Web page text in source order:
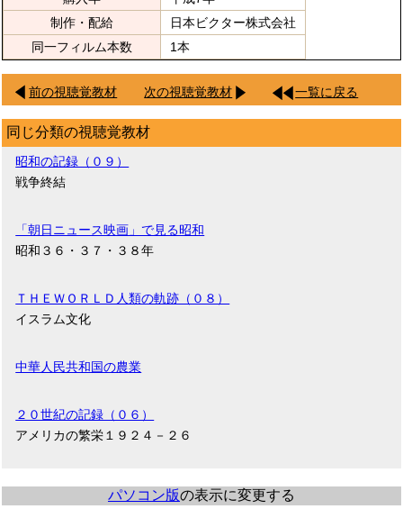
制作・配給
日本ビクター株式会社
同一フィルム本数
1本
前の視聴覚教材 次の視聴覚教材 一覧に戻る
同じ分類の視聴覚教材
昭和の記録（０９）
戦争終結
「朝日ニュース映画」で見る昭和
昭和３６・３７・３８年
ＴＨＥＷＯＲＬＤ人類の軌跡（０８）
イスラム文化
中華人民共和国の農業
２０世紀の記録（０６）
アメリカの繁栄１９２４－２６
パソコン版の表示に変更する